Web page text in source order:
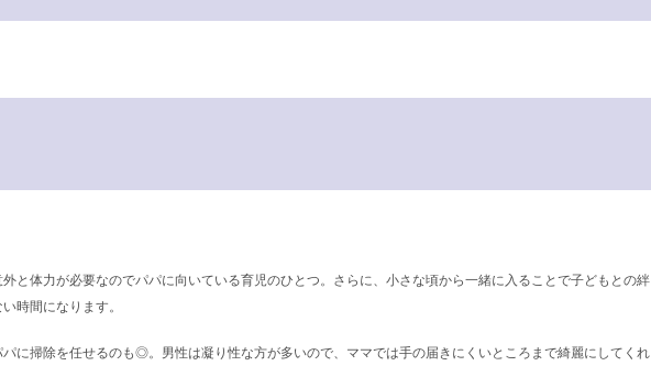
と体力が必要なのでパパに向いている育児のひとつ。さらに、小さな頃から一緒に入ることで子どもとの絆
時間になります。
パに掃除を任せるのも◎。男性は凝り性な方が多いので、ママでは手の届きにくいところまで綺麗にしてくれ